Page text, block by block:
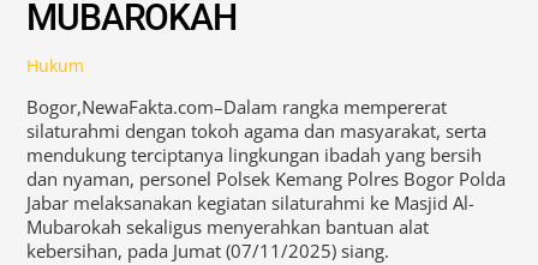
MUBAROKAH
Hukum
Bogor,NewaFakta.com–Dalam rangka mempererat
silaturahmi dengan tokoh agama dan masyarakat, serta
mendukung terciptanya lingkungan ibadah yang bersih
dan nyaman, personel Polsek Kemang Polres Bogor Polda
Jabar melaksanakan kegiatan silaturahmi ke Masjid Al-
Mubarokah sekaligus menyerahkan bantuan alat
kebersihan, pada Jumat (07/11/2025) siang.